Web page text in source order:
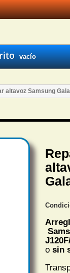
vacío
altavoz Samsung
o sin